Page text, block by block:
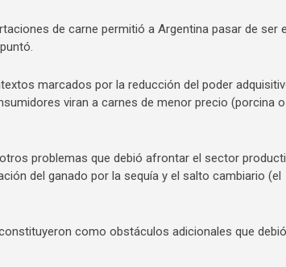
de carne permitió a Argentina pasar de ser
marcados por la reducción del poder
viran a carnes de menor precio (porcina o
problemas que debió afrontar el sector
del ganado por la sequía y el salto cambiario (el
como obstáculos adicionales que debió